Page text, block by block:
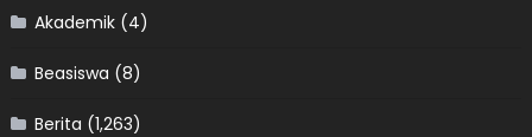
Akademik(4)
Beasiswa (8)
Berita (1,263)